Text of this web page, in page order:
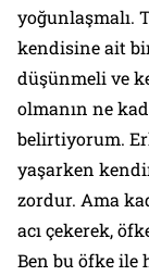
yoğunlaşmalı.
kendisine ait
düşünmeli ve
olmanın ne
belirtiyorum.
yaşarken
zordur. Ama
acı çekerek,
Ben bu öfke ile